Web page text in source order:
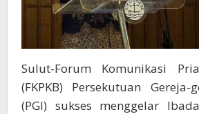
Sulut-Forum Komunikasi
(FKPKB) Persekutuan Gereja-
(PGI) sukses menggelar